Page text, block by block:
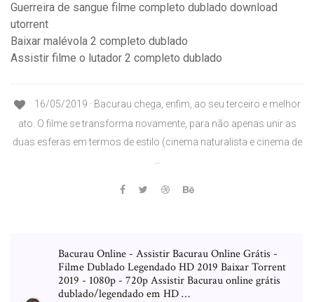
Guerreira de sangue filme completo dublado download
utorrent
Baixar malévola 2 completo dublado
Assistir filme o lutador 2 completo dublado
16/05/2019 · Bacurau chega, enfim, ao seu terceiro e melhor
ato. O filme se transforma novamente, para não apenas unir as
duas esferas em termos de estilo (cinema naturalista e cinema de
Bacurau Online - Assistir Bacurau Online Grátis -
Filme Dublado Legendado HD 2019 Baixar Torrent
2019 - 1080p - 720p Assistir Bacurau online grátis
dublado/legendado em HD …